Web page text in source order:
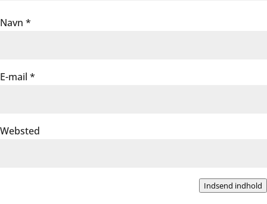
Navn *
E-mail *
Websted
Indsend indhold